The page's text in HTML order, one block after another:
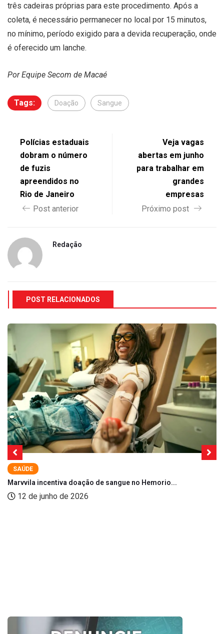
três cadeiras próprias para este procedimento. Após a
coleta, é necessário permanecer no local por 15 minutos,
no mínimo, período exigido para a devida recuperação, onde
é oferecido um lanche.
Por Equipe Secom de Macaé
Tags: Doação Sangue
Polícias estaduais
dobram o número
de fuzis
apreendidos no
Rio de Janeiro
Post anterior
Veja vagas
abertas em junho
para trabalhar em
grandes
empresas
Próximo post
Redação
POST RELACIONADOS
SAÚDE
Marvvila incentiva doação de sangue no Hemorio...
12 de junho de 2026